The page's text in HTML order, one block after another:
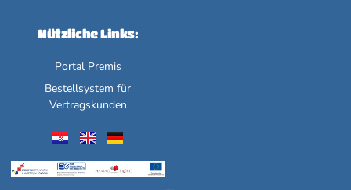
Nützliche Links:
Portal Premis
Bestellsystem für
Vertragskunden